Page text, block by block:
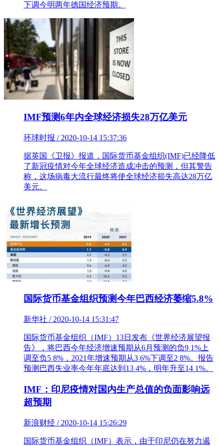
下调今明两年德国经济预期。
IMF预测6年内全球经济损失28万亿美元
环球时报 / 2020-10-14 15:37:36
据英国《卫报》报道，国际货币基金组织(IMF)已经降低
了新冠疫情对今年全球经济造成冲击的预测，但其警告
称，这场病毒大流行最终将使全球经济损失高达28万亿
美元。
国际货币基金组织预测今年巴西经济萎缩5.8%
新华社 / 2020-10-14 15:31:47
国际货币基金组织（IMF）13日发布《世界经济展望报
告》，将巴西今年经济增速预期从6月预测的负9 1%上
调至负5 8%，2021年增速预期从3 6%下调至2 8%。报告
预测巴西失业率今年年底达到13 4%，明年升至14 1%。
IMF：印尼疫情对国内生产总值的负面影响远
超预期
新浪财经 / 2020-10-14 15:26:29
国际货币基金组织（IMF）表示，由于印尼仍在努力遏